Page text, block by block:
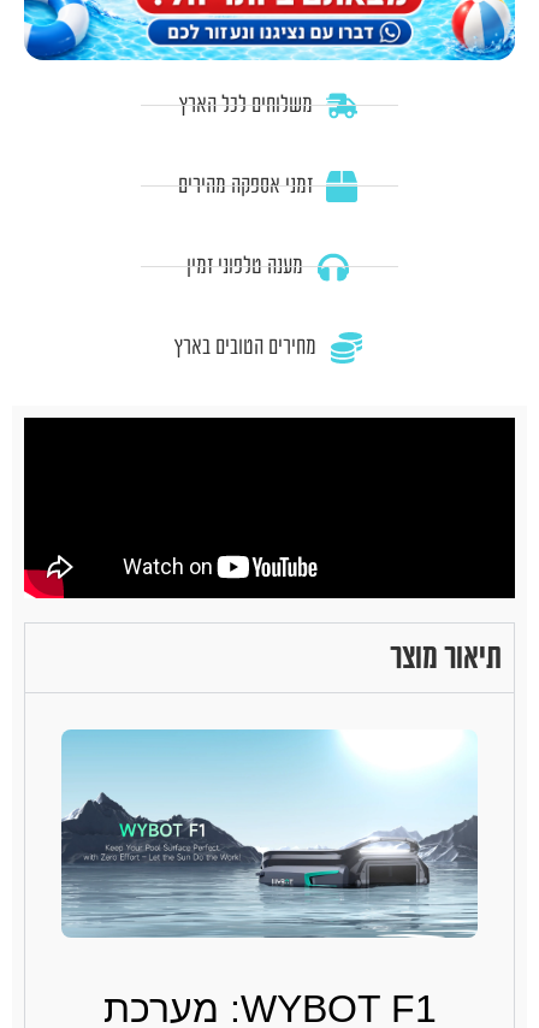
משלוחים לכל הארץ
זמני אספקה מהירים
מענה טלפוני זמין
מחירים הטובים בארץ
תיאור מוצר
WYBOT F1: מערכת